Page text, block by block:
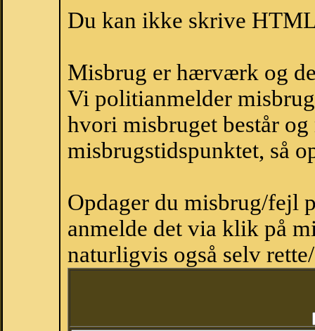
Du kan ikke skrive
Misbrug er hærværk og
Vi politianmelder
hvori misbruget består
misbrugstidspunktet, så
Opdager du misbrug/fejl
anmelde det via klik på
naturligvis også selv